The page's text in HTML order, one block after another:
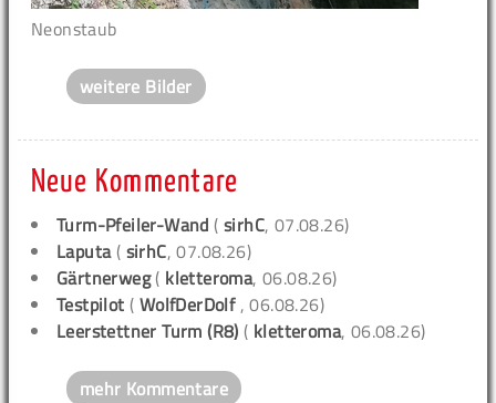
Neonstaub
weitere Bilder
Neue Kommentare
Turm-Pfeiler-Wand (sirhC, 07.08.26)
Laputa( sirhC, 07.08.26)
Gärtnerweg( kletteroma, 06.08.26)
Testpilot ( WolfDerDolf , 06.08.26)
Leerstettner Turm (R8) ( kletteroma, 06.08.26)
mehr Kommentare